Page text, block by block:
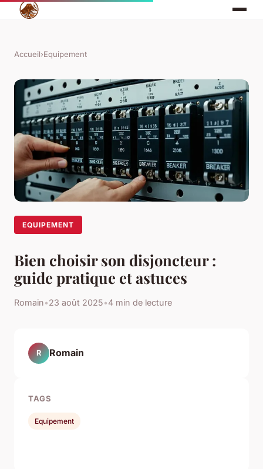
Accueil›Equipement
EQUIPEMENT
Bien choisir son disjoncteur :
guide pratique et astuces
Romain•23 août 2025•4 min de lecture
R Romain
TAGS
Equipement